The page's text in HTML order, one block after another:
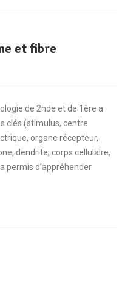
et fibre
de 2nde et de 1ère a
clés (stimulus, centre
organe récepteur,
dendrite, corps cellulaire,
permis d’appréhender